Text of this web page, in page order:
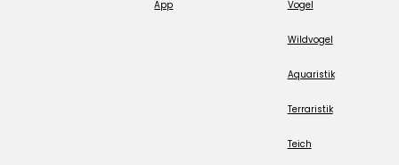
App Vogel
Wildvogel
Aquaristik
Terraristik
Teich